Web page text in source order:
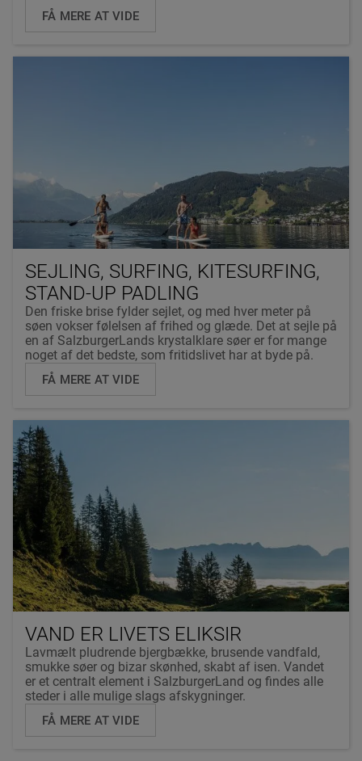
FÅ MERE AT VIDE
SEJLING, SURFING, KITESURFING,
STAND-UP PADLING
Den friske brise fylder sejlet, og med hver meter på
søen vokser følelsen af frihed og glæde. Det at sejle på
en af SalzburgerLands krystalklare søer er for mange
noget af det bedste, som fritidslivet har at byde på.
FÅ MERE AT VIDE
VAND ER LIVETS ELIKSIR
Lavmælt pludrende bjergbække, brusende vandfald,
smukke søer og bizar skønhed, skabt af isen. Vandet
er et centralt element i SalzburgerLand og findes alle
steder i alle mulige slags afskygninger.
FÅ MERE AT VIDE